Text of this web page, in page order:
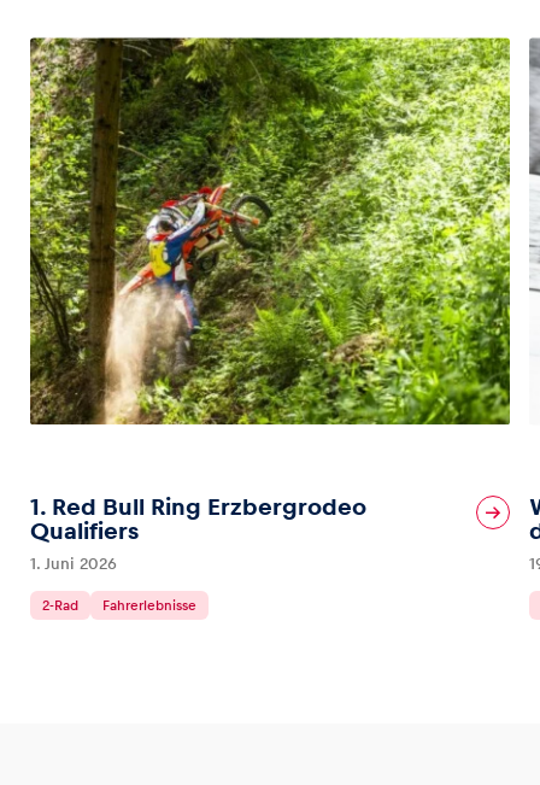
1. Red Bull Ring Erzbergrodeo
Qualifiers
1. Juni 2026
2-Rad Fahrerlebnisse